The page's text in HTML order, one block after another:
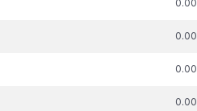
0.00
0.00
0.00
0.00